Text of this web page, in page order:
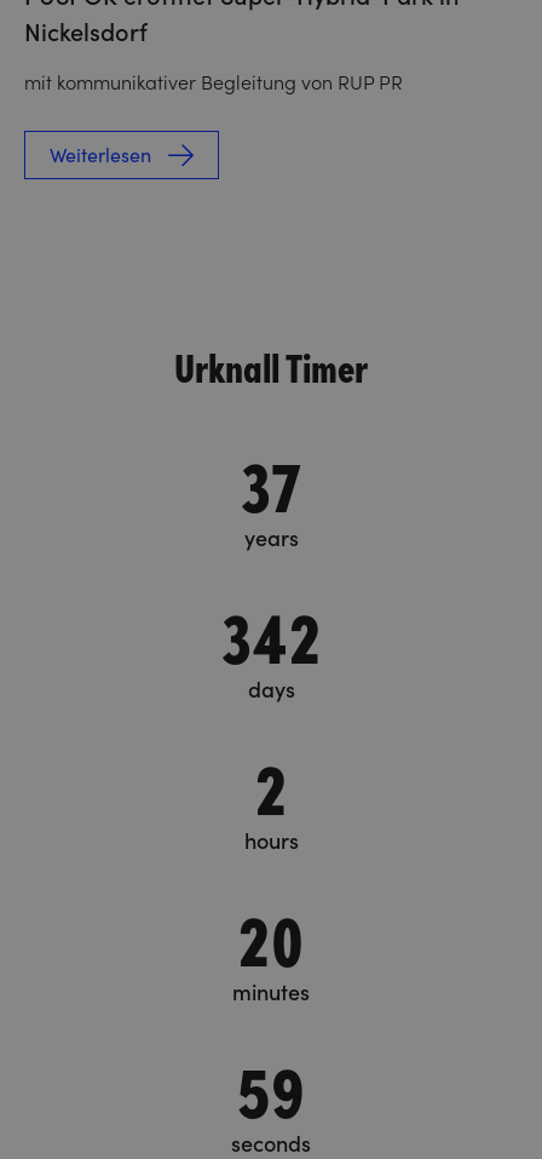
Nickelsdorf
mit kommunikativer Begleitung von RUP PR
Weiterlesen
Urknall Timer
37
years
342
days
2
hours
21
minutes
1
seconds